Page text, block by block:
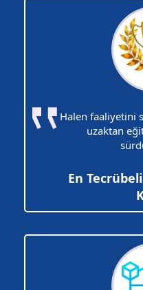
Halen faaliyetini
uzaktan
En